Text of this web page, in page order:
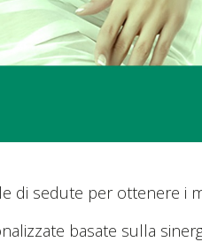
di sedute per ottenere i
basate sulla